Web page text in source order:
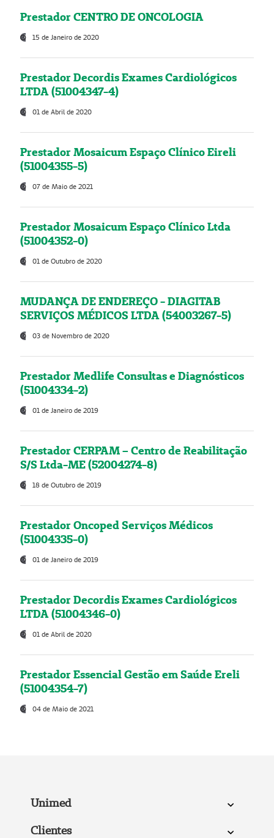
Prestador CENTRO DE ONCOLOGIA
15 de Janeiro de 2020
Prestador Decordis Exames Cardiológicos
LTDA (51004347-4)
01 de Abril de 2020
Prestador Mosaicum Espaço Clínico Eireli
(51004355-5)
07 de Maio de 2021
Prestador Mosaicum Espaço Clínico Ltda
(51004352-0)
01 de Outubro de 2020
MUDANÇA DE ENDEREÇO - DIAGITAB
SERVIÇOS MÉDICOS LTDA (54003267-5)
03 de Novembro de 2020
Prestador Medlife Consultas e Diagnósticos
(51004334-2)
01 de Janeiro de 2019
Prestador CERPAM – Centro de Reabilitação
S/S Ltda-ME (52004274-8)
18 de Outubro de 2019
Prestador Oncoped Serviços Médicos
(51004335-0)
01 de Janeiro de 2019
Prestador Decordis Exames Cardiológicos
LTDA (51004346-0)
01 de Abril de 2020
Prestador Essencial Gestão em Saúde Ereli
(51004354-7)
04 de Maio de 2021
Unimed
Clientes